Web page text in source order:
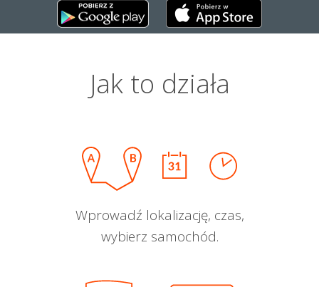
Jak to działa
Wprowadź lokalizację, czas,
wybierz samochód.